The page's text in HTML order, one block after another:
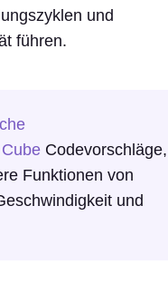
und
führen.
Codevorschläge,
Funktionen von
und